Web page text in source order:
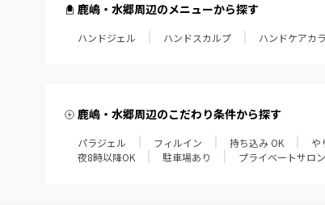
鹿嶋・水郷周辺のメニューから探す
ハンドジェル ハンドスカルプ ハンドケアカ
鹿嶋・水郷周辺のこだわり条件から探す
パラジェル フィルイン 持ち込み OK や
夜8時以降OK
駐車場あり プライベートサロン